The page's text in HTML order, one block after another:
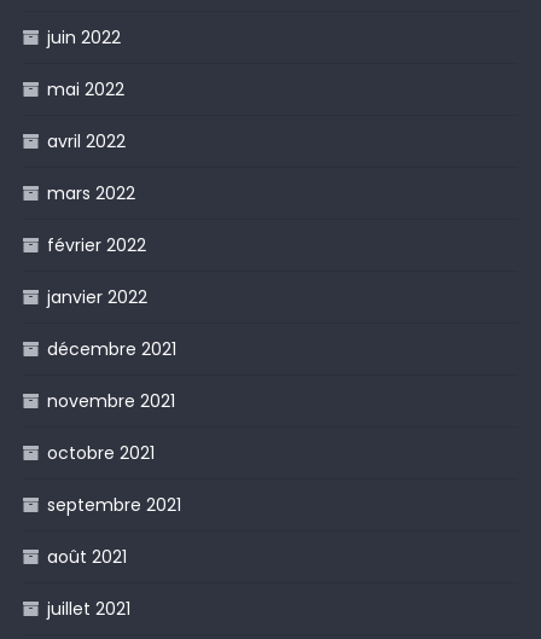
juin 2022
mai 2022
avril 2022
mars 2022
février 2022
janvier 2022
décembre 2021
novembre 2021
octobre 2021
septembre 2021
août 2021
juillet 2021